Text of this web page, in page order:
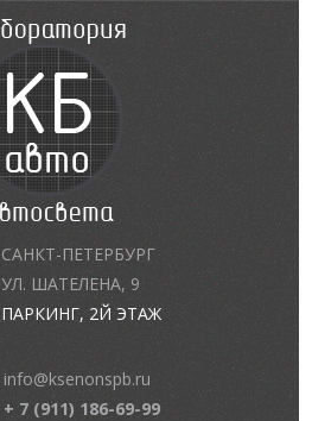
САНКТ-ПЕТЕРБУРГ
УЛ. ШАТЕЛЕНА, 9
ПАРКИНГ, 2Й ЭТАЖ
info@ksenonspb.ru
+ 7 (911) 186-69-99